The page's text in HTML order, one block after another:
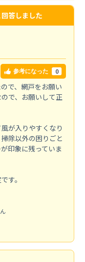
答しました
参考になった 0
で、網戸をお願い
で、お願いして正
が入りやすくなり
除以外の困りごと
印象に残っていま
す。